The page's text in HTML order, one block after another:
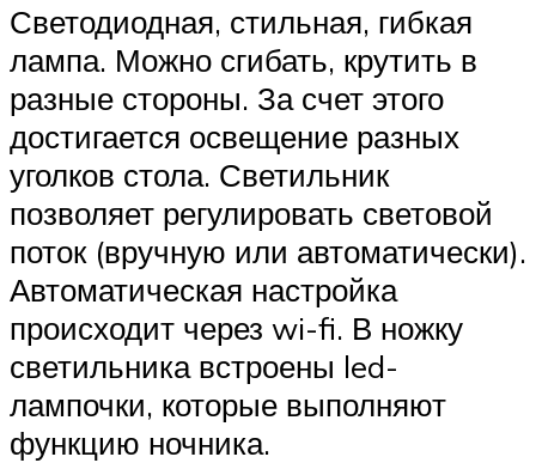
Светодиодная, стильная, гибкая
лампа. Можно сгибать, крутить в
разные стороны. За счет этого
достигается освещение разных
уголков стола. Светильник
позволяет регулировать световой
поток (вручную или автоматически).
Автоматическая настройка
происходит через wi-fi. В ножку
светильника встроены led-
лампочки, которые выполняют
функцию ночника.